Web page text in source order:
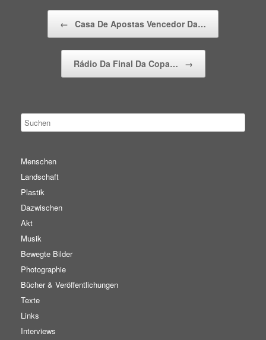
← Casa De Apostas Vencedor Da…
Rádio Da Final Da Copa… →
Menschen
Landschaft
Plastik
Dazwischen
Akt
Musik
Bewegte Bilder
Photographie
Bücher & Veröffentlichungen
Texte
Links
Interviews